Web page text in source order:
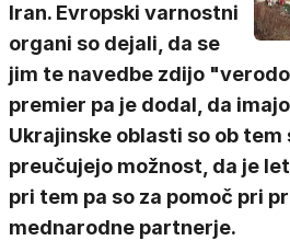
Iran. Evropski varnostni
organi so dejali, da se
jim te navedbe zdijo
premier pa je dodal, da
Ukrajinske oblasti so ob tem
preučujejo možnost, da je
pri tem pa so za pomoč pri
mednarodne partnerje.